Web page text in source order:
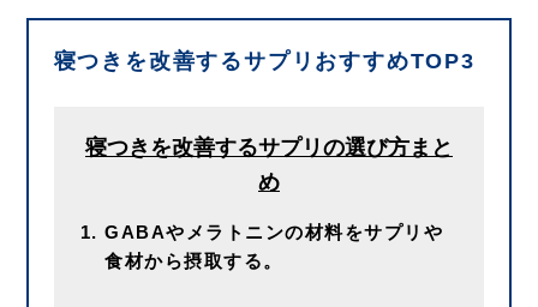
寝つきを改善するサプリおすすめTOP3
寝つきを改善するサプリの選び方まと
め
GABAやメラトニンの材料をサプリや
食材から摂取する。